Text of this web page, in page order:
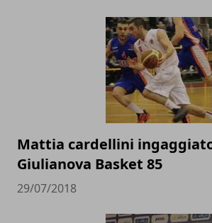
Mattia cardellini
Giulianova Basket 85
29/07/2018